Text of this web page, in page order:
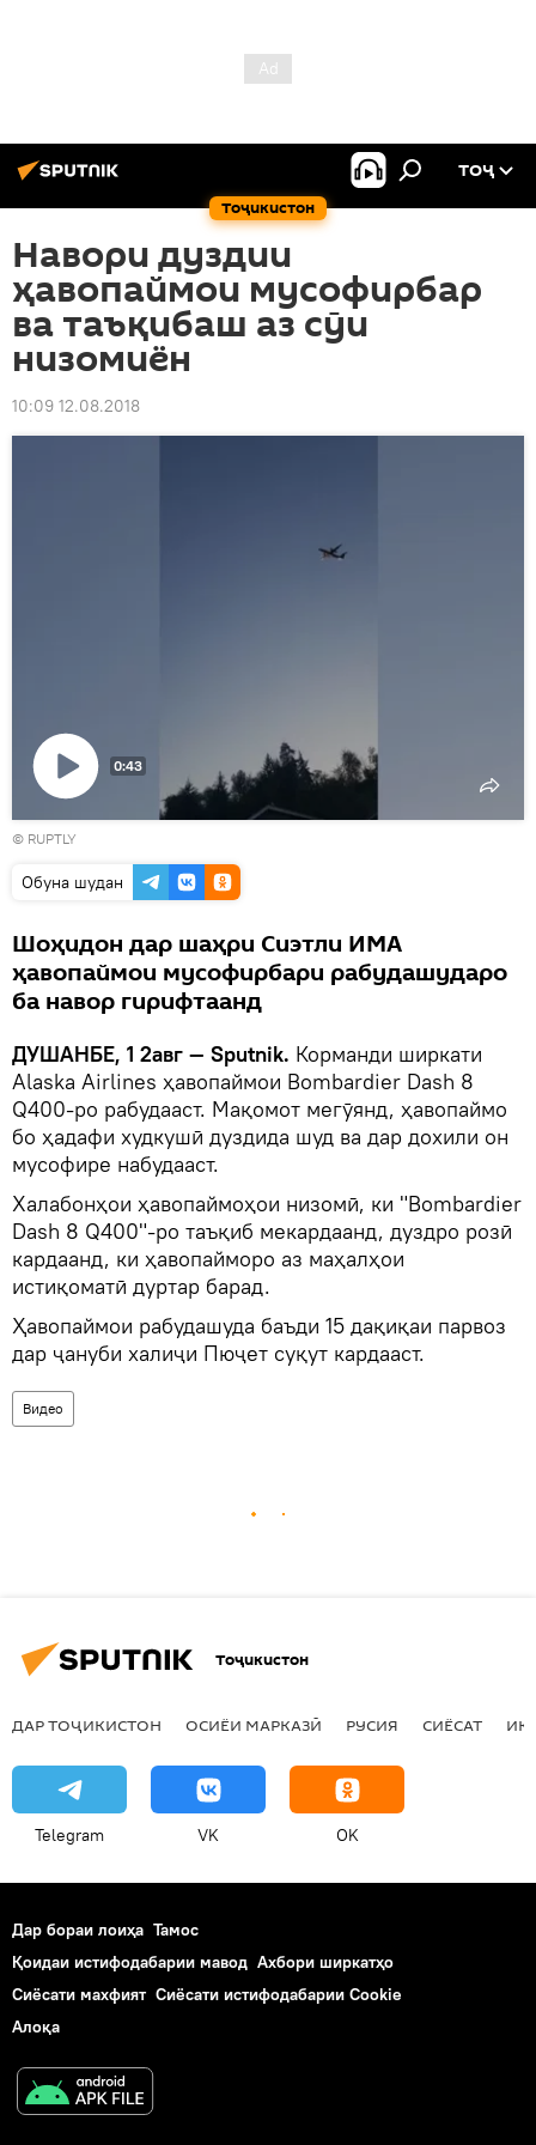
Тоҷикистон
ТОҶ
Навори дуздии
ҳавопаймои мусофирбар
ва таъқибаш аз сӯи
низомиён
10:09 12.08.2018
Пахши
видео
0:43
© RUPTLY
Обуна шудан
Шоҳидон дар шаҳри Сиэтли ИМА
ҳавопаймои мусофирбари рабудашударо
ба навор гирифтаанд
ДУШАНБЕ, 1 2авг — Sputnik. Корманди ширкати
Alaska Airlines ҳавопаймои Bombardier Dash 8
Q400-ро рабудааст. Мақомот мегӯянд, ҳавопаймо
бо ҳадафи худкушӣ дуздида шуд ва дар дохили он
мусофире набудааст.
Халабонҳои ҳавопаймоҳои низомӣ, ки "Bombardier
Dash 8 Q400"-ро таъқиб мекардаанд, дуздро розӣ
кардаанд, ки ҳавопайморо аз маҳалҳои
истиқоматӣ дуртар барад.
Ҳавопаймои рабудашуда баъди 15 дақиқаи парвоз
дар ҷануби халиҷи Пюҷет суқут кардааст.
Видео
Тоҷикистон
ДАР ТОҶИКИСТОН ОСИЁИ МАРКАЗӢ РУСИЯ СИЁСАТ
Telegram VK OK
Дар бораи лоиҳа Тамос
Қоидаи истифодабарии мавод Ахбори ширкатҳо
Сиёсати махфият Сиёсати истифодабарии Cookie
Алоқа